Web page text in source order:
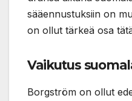
sääennustuksiin on
on ollut tärkeä osa
Vaikutus
Borgström on ollut